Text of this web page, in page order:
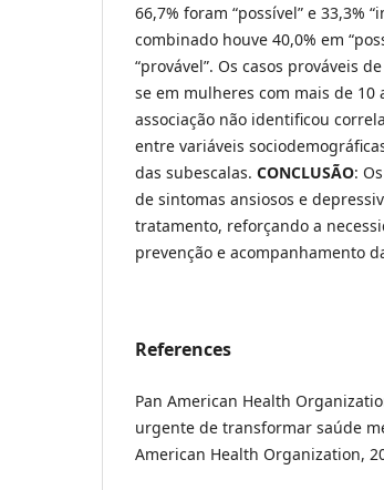
66,7% foram “possível” e 33,3%
combinado houve 40,0% em
“provável”. Os casos prováveis
se em mulheres com mais de 10
associação não identificou
entre variáveis
das subescalas. CONCLUSÃO:
de sintomas ansiosos e
tratamento, reforçando a
prevenção e acompanhamento
References
Pan American Health
urgente de transformar saúde
American Health Organization,